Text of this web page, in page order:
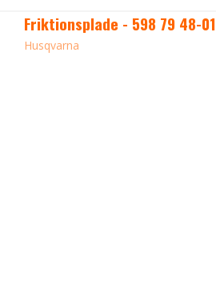
Friktionsplade - 598 79 48-01
Husqvarna